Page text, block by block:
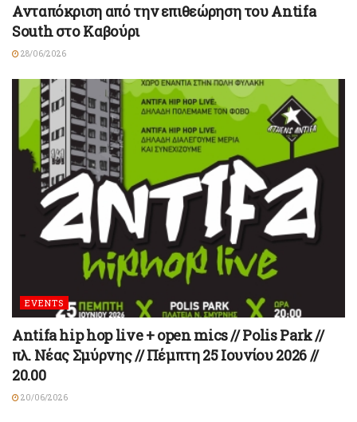
Ανταπόκριση από την επιθεώρηση του Antifa
South στο Καβούρι
28/06/2026
EVENTS
Antifa hip hop live + open mics // Polis Park //
πλ. Νέας Σμύρνης // Πέμπτη 25 Ιουνίου 2026 //
20.00
20/06/2026